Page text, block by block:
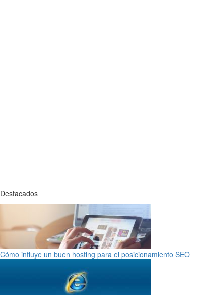
Destacados
Cómo influye un buen hosting para el posicionamiento SEO